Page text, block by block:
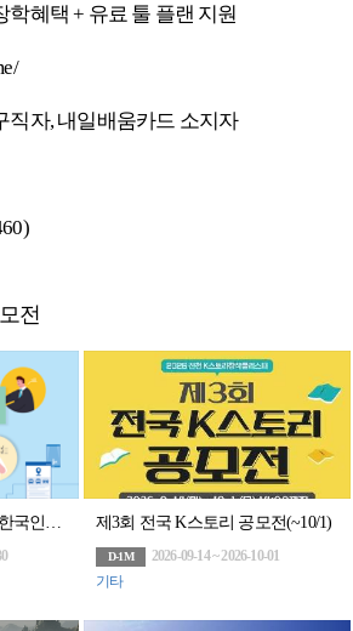
혜택 + 유료 툴 플랜 지원
직자, 내일배움카드 소지자
전
[방송미디어통신위원회, 한국인터넷진흥원]2026 위치정보 맞춤형 컨설팅 참여기업 모집(상시) 제3회 전국 K스토리 공모전(~10/1)
D-1M
2026-09-14 ~ 2026-10-01
기타